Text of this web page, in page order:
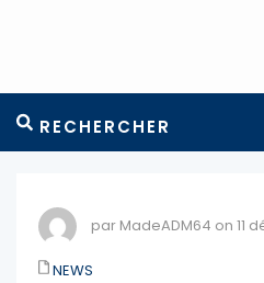
RECHERCHER
par MadeADM64 on 11
NEWS